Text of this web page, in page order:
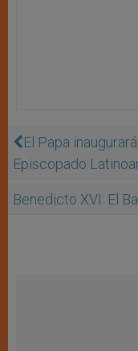
El Papa
Episcopado
Benedicto XVI: El